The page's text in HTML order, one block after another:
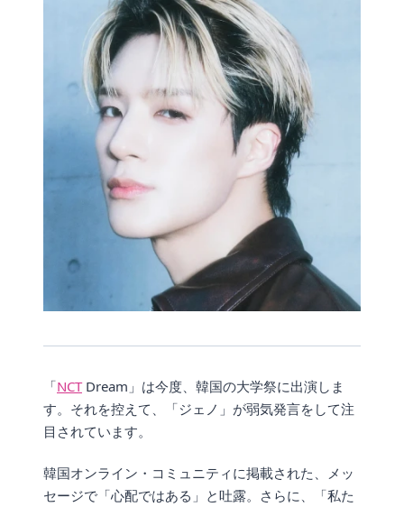
「NCTDream」は今度、韓国の大学祭に出演しま
す。それを控えて、「ジェノ」が弱気発言をして注
目されています。
韓国オンライン・コミュニティに掲載された、メッ
セージで「心配ではある」と吐露。さらに、「私た